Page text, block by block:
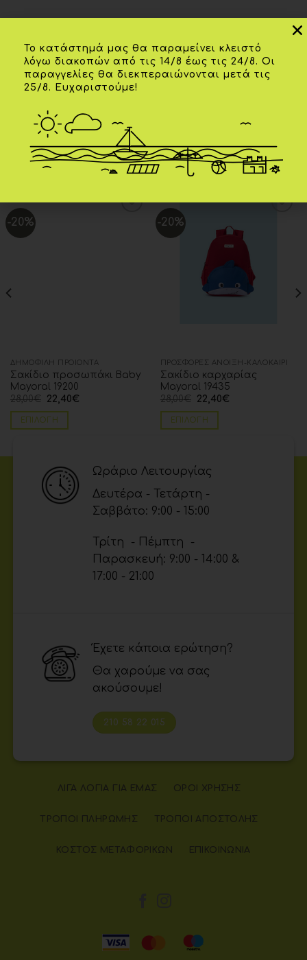
Επιπλέον πληροφορίες
ΧΡΏΜΑ
ΣΧΕΤΙΚΆ ΠΡΟΪΌΝΤΑ
-20%
ΔΗΜΟΦΙΛΗ ΠΡΟΪΟΝΤΑ
Σακίδιο προσωπάκι Baby
Mayoral 19200
28,00€ 22,40€
ΕΠΙΛΟΓΉ
-20%
ΠΡΟΣΦΟΡΈΣ ΆΝΟΙΞΗ-ΚΑΛΟΚΑΊΡΙ
Σακίδιο καρχαρίας
Mayoral 19435
28,00€ 22,40€
ΕΠΙΛΟΓΉ
Ωράριο Λειτουργίας
Δευτέρα - Τετάρτη -
Σαββάτο: 9:00 - 15:00
Τρίτη - Πέμπτη -
Παρασκευή: 9:00 - 14:00 &
17:00 - 21:00
Έχετε κάποια ερώτηση?
Θα χαρούμε να σας
ακούσουμε!
210 58 22 015
ΛΊΓΑ ΛΌΓΙΑ ΓΙΑ ΕΜΆΣ ΌΡΟΙ ΧΡΉΣΗΣ
ΤΡΌΠΟΙ ΠΛΗΡΩΜΉΣ ΤΡΌΠΟΙ ΑΠΟΣΤΟΛΉΣ
ΚΌΣΤΟΣ ΜΕΤΑΦΟΡΙΚΏΝ ΕΠΙΚΟΙΝΩΝΊΑ
Το κατάστημά μας θα παραμείνει κλειστό
λόγω διακοπών από τις 14/8 έως τις 24/8. Οι
παραγγελίες θα διεκπεραιώνονται μετά τις
25/8. Ευχαριστούμε!